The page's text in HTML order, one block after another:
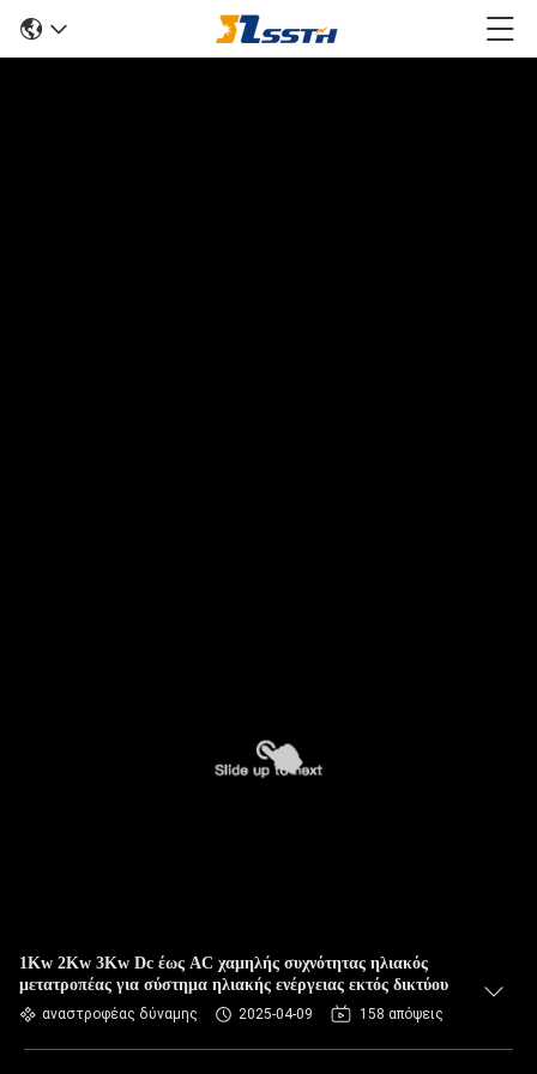
1Kw 2Kw 3Kw Dc έως AC χαμηλής συχνότητας ηλιακός
μετατροπέας για σύστημα ηλιακής ενέργειας εκτός δικτύου
αναστροφέας δύναμης 2025-04-09 158 απόψεις